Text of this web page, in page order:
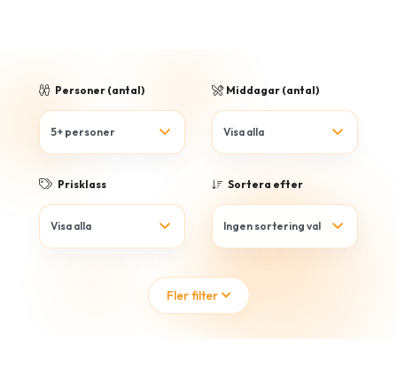
Personer (antal) Middagar (antal)
Prisklass Sortera efter
Fler filter